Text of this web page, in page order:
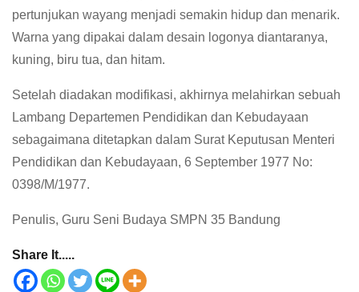
pertunjukan wayang menjadi semakin hidup dan menarik.
Warna yang dipakai dalam desain logonya diantaranya,
kuning, biru tua, dan hitam.
Setelah diadakan modifikasi, akhirnya melahirkan sebuah
Lambang Departemen Pendidikan dan Kebudayaan
sebagaimana ditetapkan dalam Surat Keputusan Menteri
Pendidikan dan Kebudayaan, 6 September 1977 No:
0398/M/1977.
Penulis, Guru Seni Budaya SMPN 35 Bandung
Share It.....